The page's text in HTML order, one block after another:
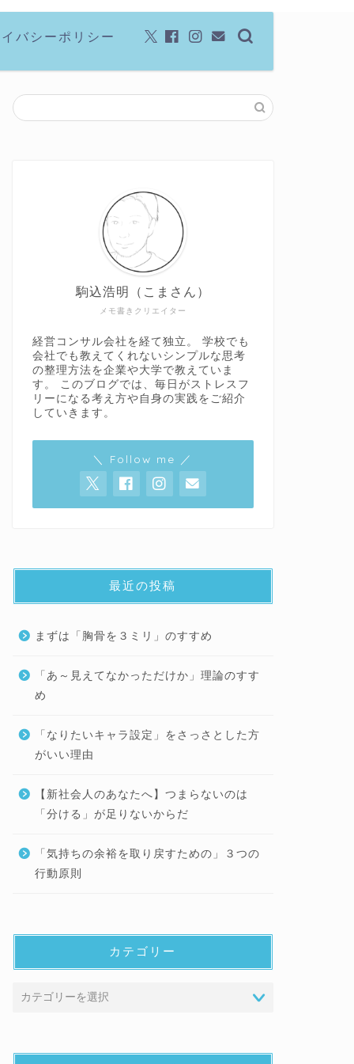
バシーポリシー
メモ書きクリエイター
駒込浩明（こまさん）
経営コンサル会社を経て独立。 学校でも
会社でも教えてくれないシンプルな思考
の整理方法を企業や大学で教えていま
す。 このブログでは、毎日がストレスフ
リーになる考え方や自身の実践をご紹介
していきます。
＼ Follow me ／
最近の投稿
まずは「胸骨を３ミリ」のすすめ
「あ～見えてなかっただけか」理論のすす
め
「なりたいキャラ設定」をさっさとした方
がいい理由
【新社会人のあなたへ】つまらないのは
「分ける」が足りないからだ
「気持ちの余裕を取り戻すための」３つの
行動原則
カテゴリー